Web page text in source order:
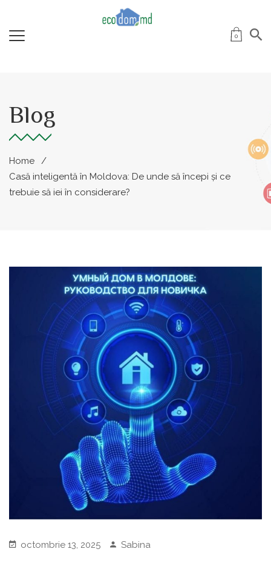
0
Blog
Home
Casă inteligentă în Moldova: De unde să începi și ce
trebuie să iei în considerare?
octombrie 13, 2025 Sabina